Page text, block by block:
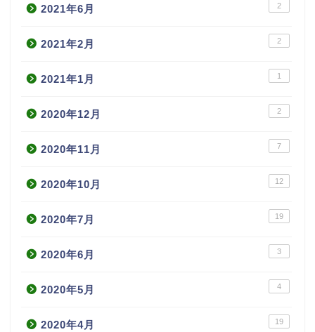
2021年6月 2
2021年2月 2
2021年1月 1
2020年12月 2
2020年11月 7
2020年10月 12
2020年7月 19
2020年6月 3
2020年5月 4
2020年4月 19